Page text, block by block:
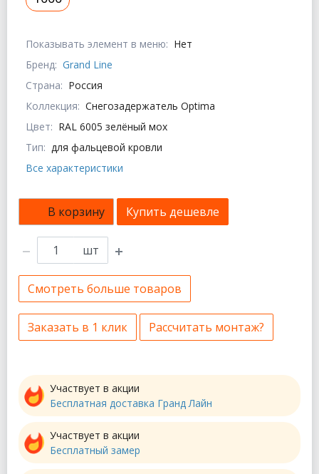
Показывать элемент в меню: Нет
Бренд: Grand Line
Страна: Россия
Коллекция: Снегозадержатель Optima
Цвет: RAL 6005 зелёный мох
Тип: для фальцевой кровли
Все характеристики
В корзину Купить дешевле
шт
Смотреть больше товаров
Заказать в 1 клик Рассчитать монтаж?
Участвует в акции
Бесплатная доставка Гранд Лайн
Участвует в акции
Бесплатный замер